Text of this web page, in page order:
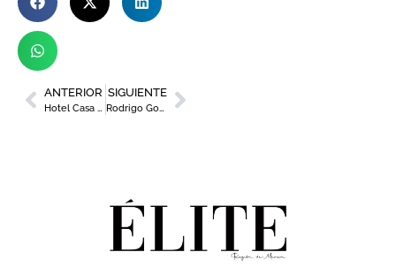
ANTERIOR
Hotel Casa Alberola, Curio Collection By Hilton, Alicante
SIGUIENTE
Rodrigo Gomes, director de Hesperia Murcia Centro